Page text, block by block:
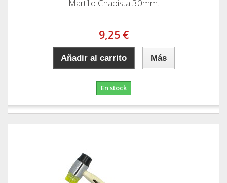
Martillo Chapista 30mm.
9,25 €
Añadir al carrito Más
En stock